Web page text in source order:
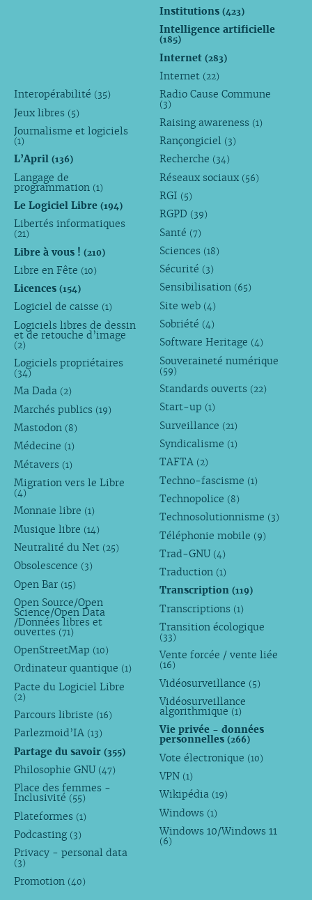
Institutions(423)
Intelligence artificielle
(185)
Internet(283)
Internet (22)
Interopérabilité (35)
Jeux libres (5)
Journalisme et logiciels
(1)
L’April (136)
Langage de
programmation (1)
Le Logiciel Libre (194)
Libertés informatiques
(21)
Libre à vous ! (210)
Libre en Fête (10)
Licences (154)
Logiciel de caisse (1)
Logiciels libres de dessin
et de retouche d’image
(2)
Logiciels propriétaires
(34)
Ma Dada (2)
Marchés publics (19)
Mastodon (8)
Médecine (1)
Métavers (1)
Migration vers le Libre
(4)
Monnaie libre (1)
Musique libre (14)
Neutralité du Net (25)
Obsolescence (3)
Open Bar (15)
Open Source/Open
Science/Open Data
/Données libres et
ouvertes (71)
OpenStreetMap (10)
Ordinateur quantique (1)
Pacte du Logiciel Libre
(2)
Parcours libriste (16)
Parlezmoid’IA (13)
Partage du savoir (355)
Philosophie GNU (47)
Place des femmes -
Inclusivité (55)
Plateformes (1)
Podcasting (3)
Privacy - personal data
(3)
Promotion (40)
Radio Cause Commune
(3)
Raising awareness (1)
Rançongiciel (3)
Recherche (34)
Réseaux sociaux (56)
RGI (5)
RGPD (39)
Santé (7)
Sciences (18)
Sécurité (3)
Sensibilisation (65)
Site web (4)
Sobriété (4)
Software Heritage (4)
Souveraineté numérique
(59)
Standards ouverts (22)
Start-up (1)
Surveillance (21)
Syndicalisme (1)
TAFTA (2)
Techno-fascisme (1)
Technopolice (8)
Technosolutionnisme (3)
Téléphonie mobile (9)
Trad-GNU (4)
Traduction (1)
Transcription(119)
Transcriptions (1)
Transition écologique
(33)
Vente forcée / vente liée
(16)
Vidéosurveillance (5)
Vidéosurveillance
algorithmique (1)
Vie privée - données
personnelles(266)
Vote électronique (10)
VPN (1)
Wikipédia (19)
Windows (1)
Windows 10/Windows 11
(6)